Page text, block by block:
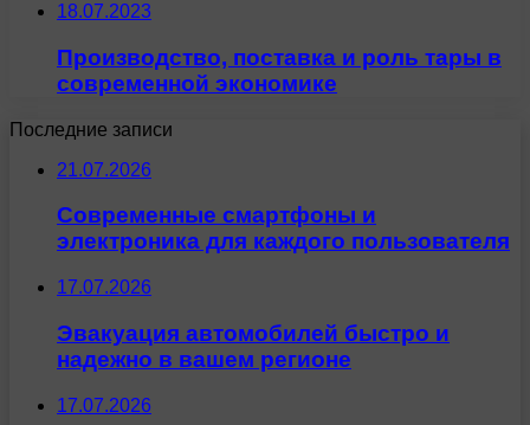
18.07.2023
Производство, поставка и роль тары в
современной экономике
Последние записи
21.07.2026
Современные смартфоны и
электроника для каждого пользователя
17.07.2026
Эвакуация автомобилей быстро и
надежно в вашем регионе
17.07.2026